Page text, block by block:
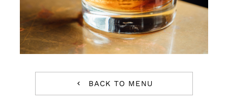
BACK TO MENU